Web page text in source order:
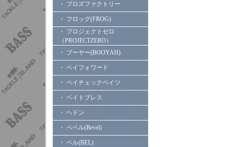
・ プロズファクトリー
・ フロッグ(FROG)
・ プロジェクトゼロ
（PROJECTZERO）
・ ブーヤー(BOOYAH)
・ ペイフォワード
・ ペイチェックベイツ
・ ベイトブレス
・ ヘドン
・ ベベル(Bevel)
・ ベル(BEL)